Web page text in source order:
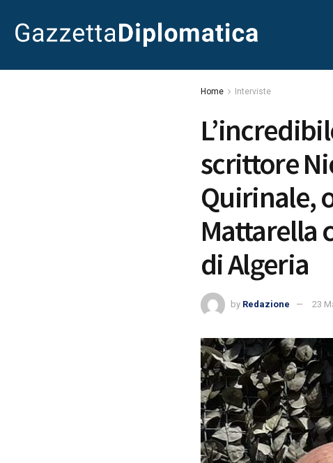
Home Interviste
scrittore
Quirinale,
Mattarella
di Algeria
by Redazione 23